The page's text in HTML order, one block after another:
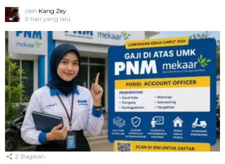
oleh Kang Zey
9 hari yang lalu
2 Bagikan